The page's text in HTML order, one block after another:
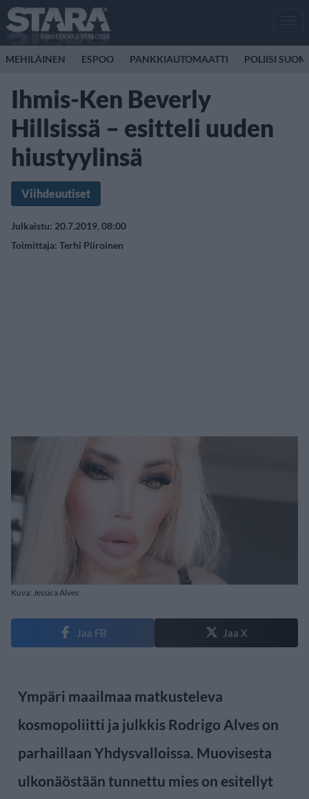
MEHILÄINEN ESPOO PANKKIAUTOMAATTI POLIISI
Ihmis-Ken Beverly
Hillsissä – esitteli uuden
hiustyylinsä
Viihdeuutiset
Julkaistu: 20.7.2019, 08:00
Toimittaja: Terhi Piiroinen
Kuva: Jessica Alves
Jaa FB Jaa X
Ympäri maailmaa matkusteleva
kosmopoliitti ja julkkis Rodrigo Alves on
parhaillaan Yhdysvalloissa. Muovisesta
ulkonäöstään tunnettu mies on esitellyt